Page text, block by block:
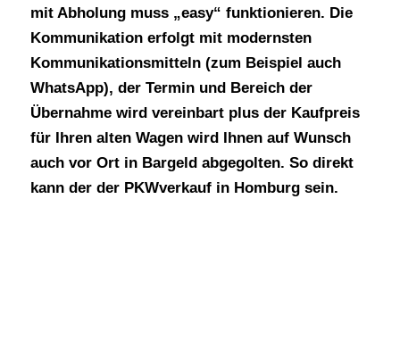
mit Abholung muss „easy“ funktionieren. Die
Kommunikation erfolgt mit modernsten
Kommunikationsmitteln (zum Beispiel auch
WhatsApp), der Termin und Bereich der
Übernahme wird vereinbart plus der Kaufpreis
für Ihren alten Wagen wird Ihnen auf Wunsch
auch vor Ort in Bargeld abgegolten. So direkt
kann der der PKWverkauf in Homburg sein.